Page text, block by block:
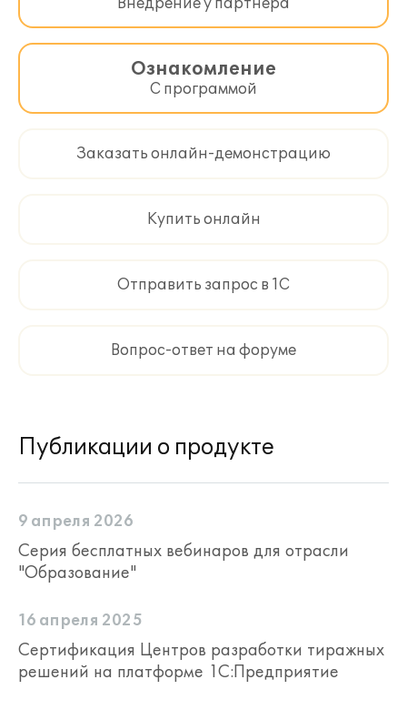
Внедрение у партнера
Ознакомление
С программой
Заказать онлайн-демонстрацию
Купить онлайн
Отправить запрос в 1С
Вопрос-ответ на форуме
Публикации о продукте
9 апреля 2026
Серия бесплатных вебинаров для отрасли
"Образование"
16 апреля 2025
Сертификация Центров разработки тиражных
решений на платформе 1С:Предприятие